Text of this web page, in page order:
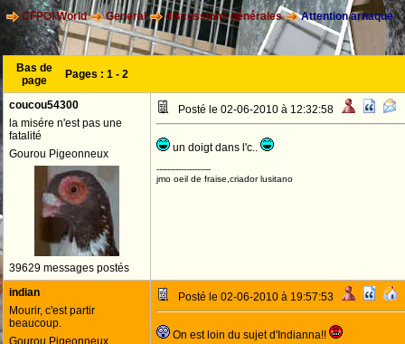
CFPOI World General discussions générales Attention arnaque
Bas de
page
Pages : 1 - 2
coucou54300
la misére n'est pas une
fatalité
Gourou Pigeonneux
39629 messages postés
Posté le 02-06-2010 à 12:32:58
un doigt dans l'c..
--------------------
jmo oeil de fraise,criador lusitano
indian
Mourir, c'est partir
beaucoup.
Gourou Pigeonneux
Posté le 02-06-2010 à 19:57:53
On est loin du sujet d'Indianna!!